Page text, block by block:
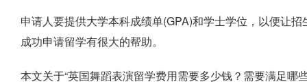
申请人要提供大学本科成绩单(GPA)和学士学位，以便让
成功申请留学有很大的帮助。
本文关于“英国舞蹈表演留学费用需要多少钱？需要满足